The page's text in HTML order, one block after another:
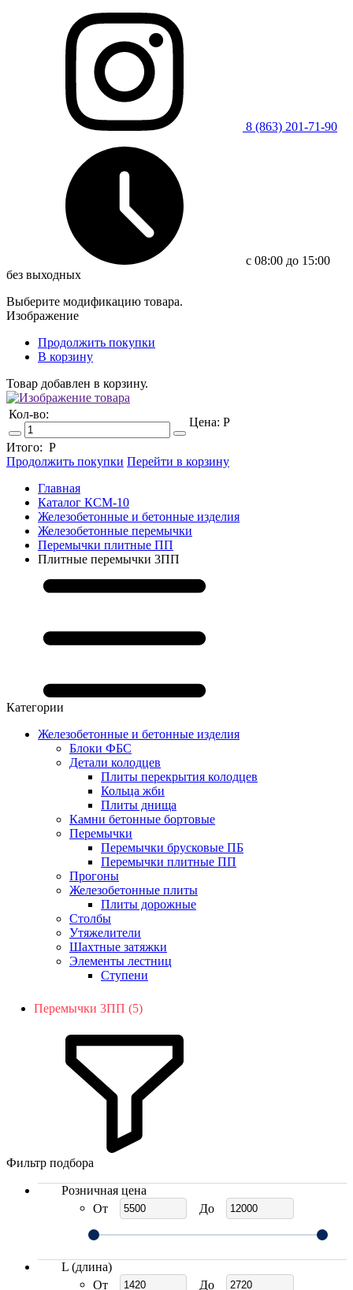
8 (863) 201-71-90
c 08:00 до 15:00
без выходных
Выберите модификацию товара.
Изображение
Продолжить покупки
В корзину
Товар добавлен в корзину.
Кол-во:
Цена: Р
Итого: Р
Продолжить покупки Перейти в корзину
Главная
Каталог КСМ-10
Железобетонные и бетонные изделия
Железобетонные перемычки
Перемычки плитные ПП
Плитные перемычки 3ПП
Категории
Железобетонные и бетонные изделия
Блоки ФБС
Детали колодцев
Плиты перекрытия колодцев
Кольца жби
Плиты днища
Камни бетонные бортовые
Перемычки
Перемычки брусковые ПБ
Перемычки плитные ПП
Прогоны
Железобетонные плиты
Плиты дорожные
Столбы
Утяжелители
Шахтные затяжки
Элементы лестниц
Ступени
Перемычки 3ПП (5)
Фильтр подбора
Розничная цена
От
До
L (длина)
От
До